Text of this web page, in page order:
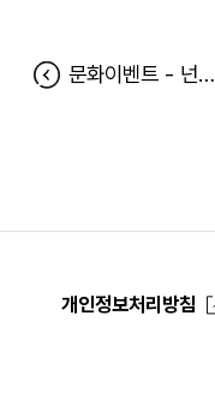
문화이벤트 - 넌센스2 당첨자
개인정보처리방침